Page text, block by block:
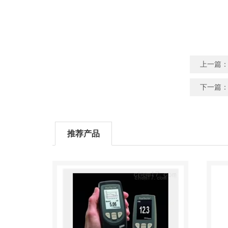
上一篇：
下一篇：
推荐产品